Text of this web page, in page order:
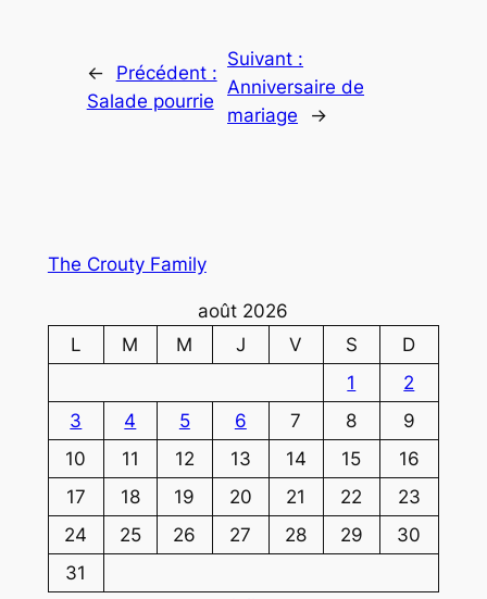
←
Précédent :
Salade pourrie
Suivant :
Anniversaire de
mariage
→
The Crouty Family
août 2026
L
M M J V S
D
1
2
3
4 5 6 7 8
9
10
11 12 13 14 15
16
17
18 19 20 21 22
23
24
25 26 27 28 29
30
31